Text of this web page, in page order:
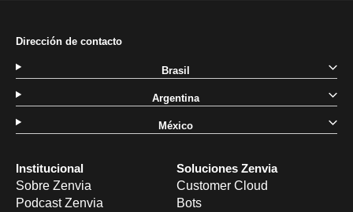
Institucional
Sobre Zenvia
Podcast Zenvia
Soluciones Zenvia
Customer Cloud
Bots
Dirección de contacto
Brasil
Argentina
México